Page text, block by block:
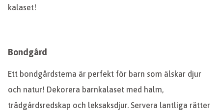
kalaset!
Bondgård
Ett bondgårdstema är perfekt för barn som älskar djur
och natur! Dekorera barnkalaset med halm,
trädgårdsredskap och leksaksdjur. Servera lantliga rätter